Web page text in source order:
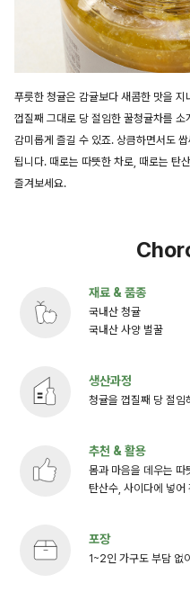
푸릇한 청귤은 감귤보다 새콤한 맛을
껍질째 그대로 당 절임한 꿀청귤차를
감미롭게 즐길 수 있죠. 상큼하면서도
됩니다. 때로는 따뜻한 차로, 때로는 탄
즐겨보세요.
재료 & 품종
국내산 청귤
국내산 사양 벌꿀
생산과정
청귤을 껍질째 당 절임
추천 & 활용
몸과 마음을 데우는 따
탄산수, 사이다에 넣어
포장
1~2인 가구도 부담 없